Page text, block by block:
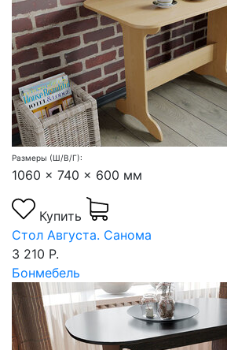
Размеры (Ш/В/Г):
1060 x 740 x 600 мм
Купить
Стол Августа. Санома
3 210 Р.
Бонмебель